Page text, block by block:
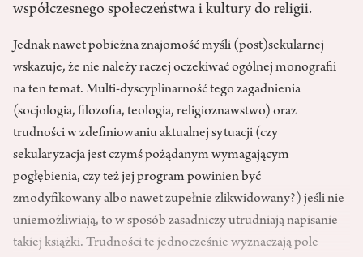
współczesnego społeczeństwa i kultury do religii.
Jednak nawet pobieżna znajomość myśli (post)sekularnej
wskazuje, że nie należy raczej oczekiwać ogólnej monografii
na ten temat. Multi-dyscyplinarność tego zagadnienia
(socjologia, filozofia, teologia, religioznawstwo) oraz
trudności w zdefiniowaniu aktualnej sytuacji (czy
sekularyzacja jest czymś pożądanym wymagającym
pogłębienia, czy też jej program powinien być
zmodyfikowany albo nawet zupełnie zlikwidowany?) jeśli nie
uniemożliwiają, to w sposób zasadniczy utrudniają napisanie
takiej książki. Trudności te jednocześnie wyznaczają pole